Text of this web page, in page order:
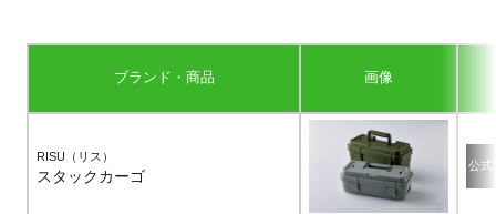
ブランド・商品 画像
RISU（リス）
スタックカーゴ
公式